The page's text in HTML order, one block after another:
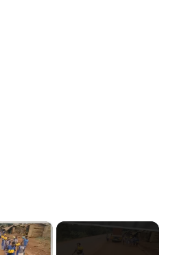
×